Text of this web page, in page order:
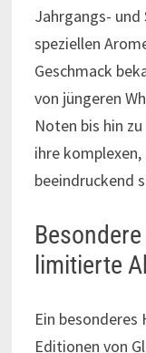
Jahrgangs-
speziellen
Geschmack
von jüngeren
Noten bis hin
ihre
beeindruckend
limitierte
Ein
Editionen von